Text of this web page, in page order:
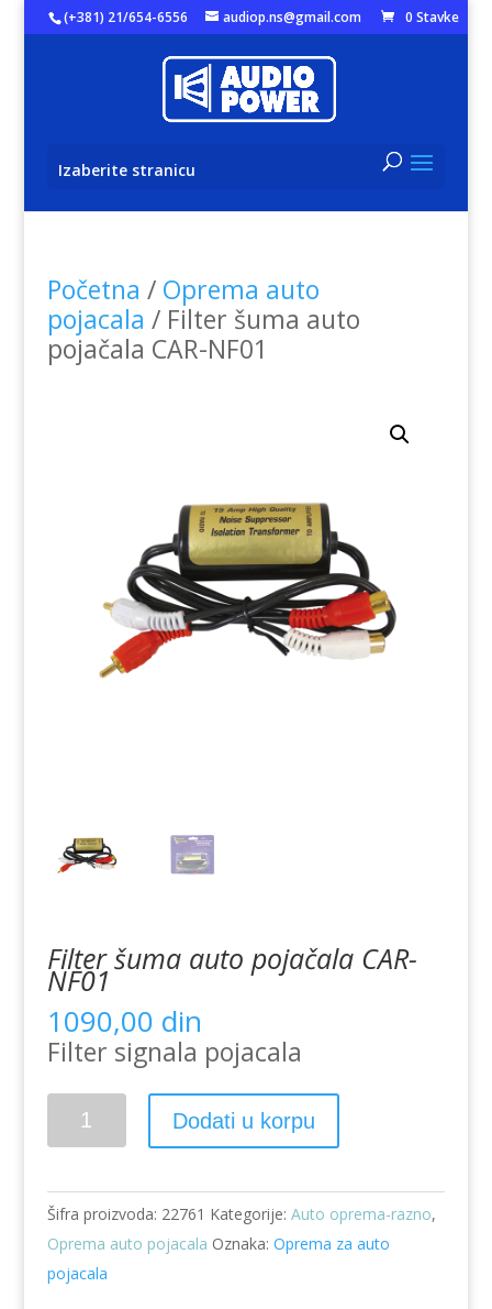
(+381) 21/654-6556 audiop.ns@gmail.com 0 Stavke
Izaberite stranicu
Početna / Oprema auto
pojacala / Filter šuma auto
pojačala CAR-NF01
Filter šuma auto pojačala CAR-
NF01
1090,00 din
Filter signala pojacala
Filter
šuma
pojačala
CAR-
NF01
količina
Dodati u korpu
Šifra proizvoda: 22761 Kategorije: Auto oprema-razno,
Oprema auto pojacala Oznaka: Oprema za auto
pojacala